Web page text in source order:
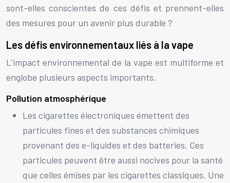
sont-elles conscientes de ces défis et prennent-elles
des mesures pour un avenir plus durable ?
Les défis environnementaux liés à la vape
L’impact environnemental de la vape est multiforme et
englobe plusieurs aspects importants.
Pollution atmosphérique
Les cigarettes électroniques émettent des
particules fines et des substances chimiques
provenant des e-liquides et des batteries. Ces
particules peuvent être aussi nocives pour la santé
que celles émises par les cigarettes classiques. Une